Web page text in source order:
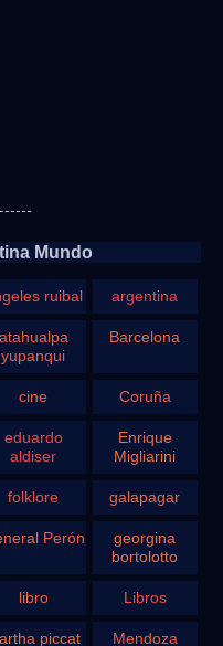
Mundo
ruibal argentina
atahualpa
yupanqui
Barcelona
cine Coruña
eduardo
aldiser
Enrique
Migliarini
folklore galapagar
Perón
georgina
bortolotto
libro Libros
piccat Mendoza